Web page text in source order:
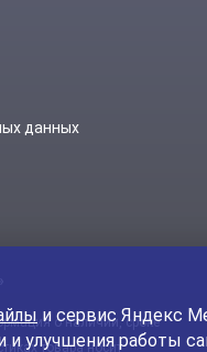
данных
о наличии, сроке
товара носит
и сервис Яндекс
и улучшения работы